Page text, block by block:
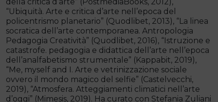
“Ubiquità. Arte e critica d’arte nell’epoca del
policentrismo planetario” (Quodlibet, 2013), “La linea
socratica dell’arte contemporanea. Antropologia
Pedagogia Creatività” (Quodlibet, 2016), “Istruzione e
catastrofe. pedagogia e didattica dell’arte nell’epoca
dell’analfabetismo strumentale” (Kappabit, 2019),
“Me, myself and I. Arte e vetrinizzazione sociale
ovvero il mondo magico del selfie” (Castelvecchi,
2019), “Atmosfera. Atteggiamenti climatici nell’arte
d’oggi” (Mimesis, 2019). Ha curato con Stefania Zuliani